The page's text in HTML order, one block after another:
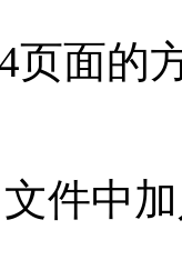
面的方
件中加